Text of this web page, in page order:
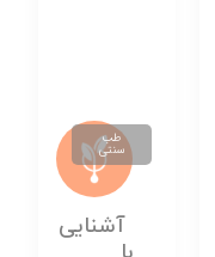
طب
سنتی
آشنایی